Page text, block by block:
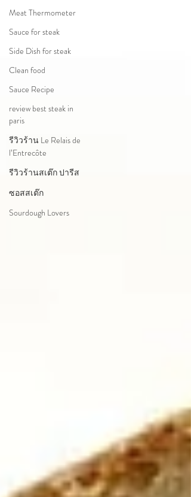
Meat Thermometer
Sauce for steak
Side Dish for steak
Clean food
Sauce Recipe
review best steak in
paris
รีวิวร้าน Le Relais de
l’Entrecôte
รีวิวร้านสเต๊ก ปารีส
ซอสสเต๊ก
Sourdough Lovers